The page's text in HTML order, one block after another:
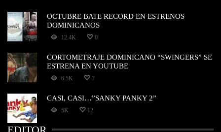
OCTUBRE BATE RECORD EN ESTRENOS
DOMINICANOS
12.4K 0
CORTOMETRAJE DOMINICANO “SWINGERS” SE
ESTRENA EN YOUTUBE
6.5K 7
CASI, CASI…”SANKY PANKY 2”
5K 12